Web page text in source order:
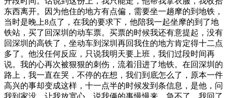
东西离开。因为他住的地方有点偏，需要坐一趟摩的到地铁，
当时是晚上8点了，在我的要求下，他陪我一起坐摩的到了地
铁站，买了回深圳的动车票。买票的时候我还有意提起，没有
回深圳的高铁了，坐动车到深圳再回我住的地方肯定得十二点
多了。他没任何反应，只说我明天要上班，我们过段时间再
说。我的心再次被狠狠的刺伤，流着泪进了地铁。在回深圳的
路上，我一直在哭，不停的在想，我们到底怎么了，原本一件
高兴的事却变成这样，十一点半的时候发到条信息，是他，问
我到家没，让我放宽心，说我俩的事慢慢来，急不了。我回了